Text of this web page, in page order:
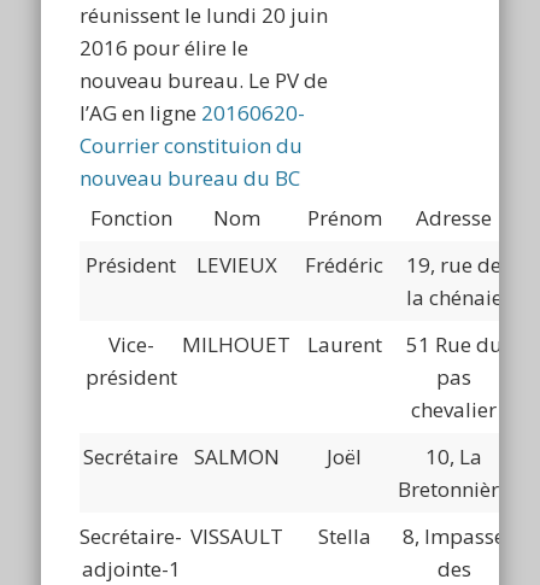
réunissent le lundi 20 juin
2016 pour élire le
nouveau bureau. Le PV de
l’AG en ligne 20160620-
Courrier constituion du
nouveau bureau du BC
Fonction
Nom Prénom Adresse
Président
LEVIEUX Frédéric
19, rue de
la chénaie
Vice-
président
MILHOUET Laurent
51 Rue du
pas
chevalier
Secrétaire SALMON Joël
10, La
Bretonnière
Secrétaire-
adjointe-1
VISSAULT Stella
8, Impasse
des